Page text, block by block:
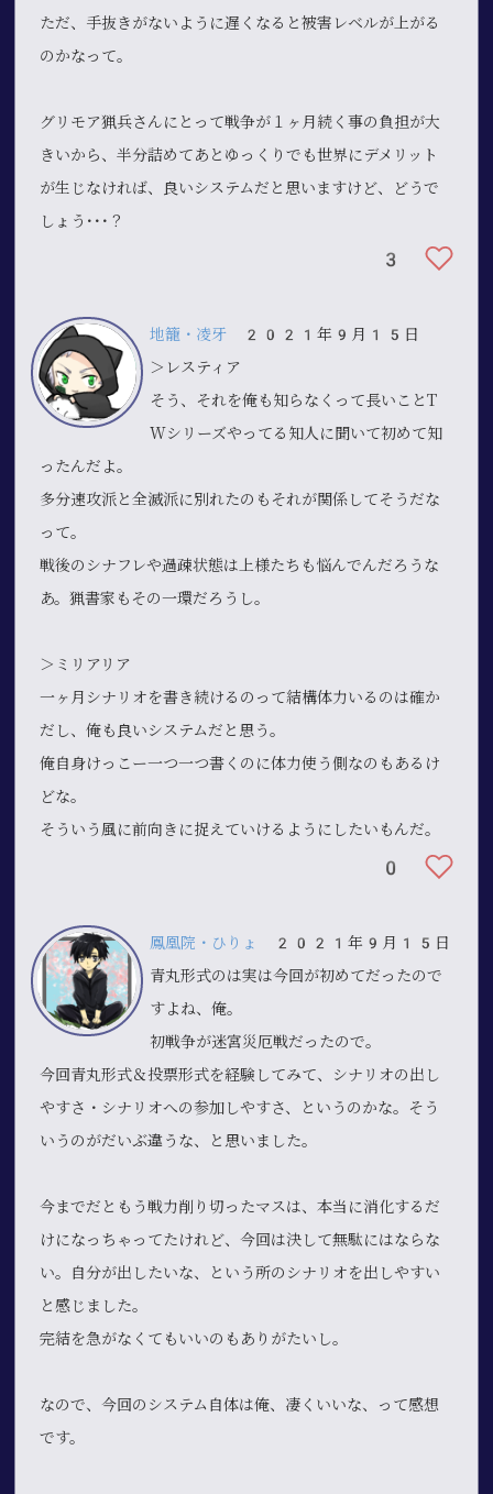
ただ、手抜きがないように遅くなると被害レベルが上がる
のかなって。
グリモア猟兵さんにとって戦争が１ヶ月続く事の負担が大
きいから、半分詰めてあとゆっくりでも世界にデメリット
が生じなければ、良いシステムだと思いますけど、どうで
しょう･･･？
3
地籠・凌牙 2021年9月15日
＞レスティア
そう、それを俺も知らなくって長いことT
Wシリーズやってる知人に聞いて初めて知
ったんだよ。
多分速攻派と全滅派に別れたのもそれが関係してそうだな
って。
戦後のシナフレや過疎状態は上様たちも悩んでんだろうな
あ。猟書家もその一環だろうし。
＞ミリアリア
一ヶ月シナリオを書き続けるのって結構体力いるのは確か
だし、俺も良いシステムだと思う。
俺自身けっこー一つ一つ書くのに体力使う側なのもあるけ
どな。
そういう風に前向きに捉えていけるようにしたいもんだ。
0
鳳凰院・ひりょ
2021年9月15日
青丸形式のは実は今回が初めてだったので
すよね、俺。
初戦争が迷宮災厄戦だったので。
今回青丸形式＆投票形式を経験してみて、シナリオの出し
やすさ・シナリオへの参加しやすさ、というのかな。そう
いうのがだいぶ違うな、と思いました。
今までだともう戦力削り切ったマスは、本当に消化するだ
けになっちゃってたけれど、今回は決して無駄にはならな
い。自分が出したいな、という所のシナリオを出しやすい
と感じました。
完結を急がなくてもいいのもありがたいし。
なので、今回のシステム自体は俺、凄くいいな、って感想
です。